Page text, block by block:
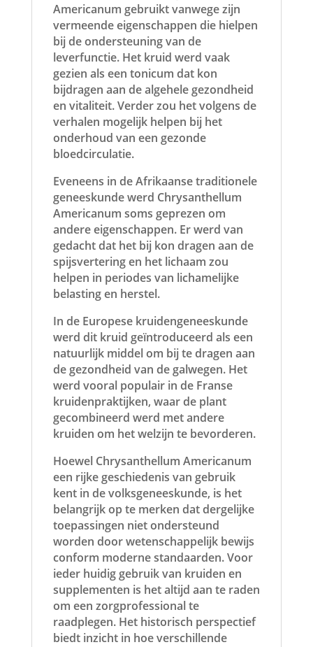
Americanum gebruikt vanwege zijn
vermeende eigenschappen die hielpen
bij de ondersteuning van de
leverfunctie. Het kruid werd vaak
gezien als een tonicum dat kon
bijdragen aan de algehele gezondheid
en vitaliteit. Verder zou het volgens de
verhalen mogelijk helpen bij het
onderhoud van een gezonde
bloedcirculatie.
Eveneens in de Afrikaanse traditionele
geneeskunde werd Chrysanthellum
Americanum soms geprezen om
andere eigenschappen. Er werd van
gedacht dat het bij kon dragen aan de
spijsvertering en het lichaam zou
helpen in periodes van lichamelijke
belasting en herstel.
In de Europese kruidengeneeskunde
werd dit kruid geïntroduceerd als een
natuurlijk middel om bij te dragen aan
de gezondheid van de galwegen. Het
werd vooral populair in de Franse
kruidenpraktijken, waar de plant
gecombineerd werd met andere
kruiden om het welzijn te bevorderen.
Hoewel Chrysanthellum Americanum
een rijke geschiedenis van gebruik
kent in de volksgeneeskunde, is het
belangrijk op te merken dat dergelijke
toepassingen niet ondersteund
worden door wetenschappelijk bewijs
conform moderne standaarden. Voor
ieder huidig gebruik van kruiden en
supplementen is het altijd aan te raden
om een zorgprofessional te
raadplegen. Het historisch perspectief
biedt inzicht in hoe verschillende